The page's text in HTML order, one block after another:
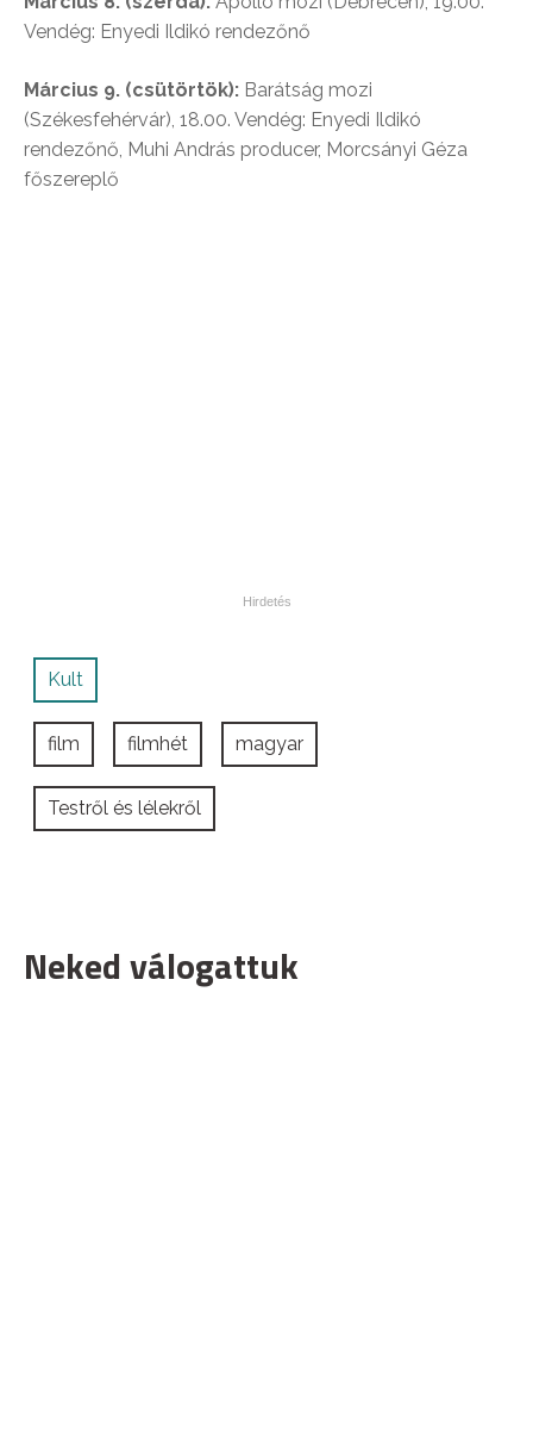
Vendég: Enyedi Ildikó rendezőnő
Március 9. (csütörtök): Barátság mozi
(Székesfehérvár), 18.00. Vendég: Enyedi Ildikó
rendezőnő, Muhi András producer, Morcsányi Géza
főszereplő
Kult
film filmhét magyar
Testről és lélekről
Neked válogattuk